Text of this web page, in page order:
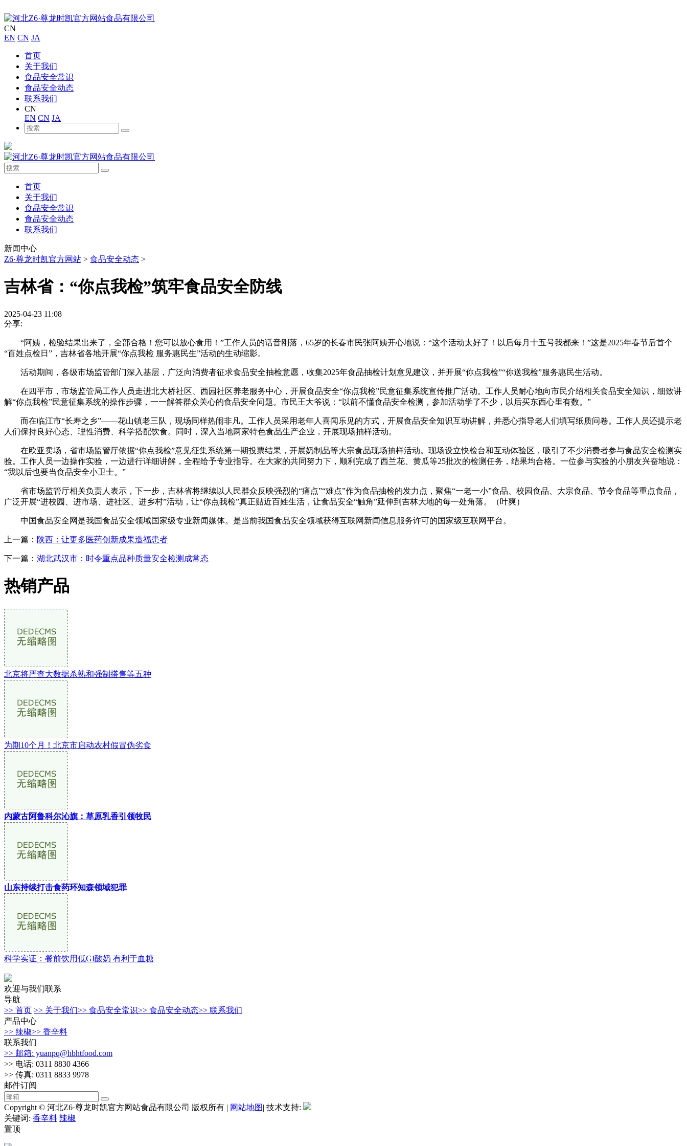
CN
EN CN JA
首页
关于我们
食品安全常识
食品安全动态
联系我们
CN
EN CN JA
首页
关于我们
食品安全常识
食品安全动态
联系我们
新闻中心
Z6·尊龙时凯官方网站 > 食品安全动态 >
吉林省：“你点我检”筑牢食品安全防线
2025-04-23 11:08
分享:
“阿姨，检验结果出来了，全部合格！您可以放心食用！”工作人员的话音刚落，65岁的长春市民张阿姨开心地说：“这个活动太好了！以后每月十五号我都来！”这是2025年春节后首个
“百姓点检日”，吉林省各地开展“你点我检 服务惠民生”活动的生动缩影。
活动期间，各级市场监管部门深入基层，广泛向消费者征求食品安全抽检意愿，收集2025年食品抽检计划意见建议，并开展“你点我检”“你送我检”服务惠民生活动。
在四平市，市场监管局工作人员走进北大桥社区、西园社区养老服务中心，开展食品安全“你点我检”民意征集系统宣传推广活动。工作人员耐心地向市民介绍相关食品安全知识，细致讲
解“你点我检”民意征集系统的操作步骤，一一解答群众关心的食品安全问题。市民王大爷说：“以前不懂食品安全检测，参加活动学了不少，以后买东西心里有数。”
而在临江市“长寿之乡”——花山镇老三队，现场同样热闹非凡。工作人员采用老年人喜闻乐见的方式，开展食品安全知识互动讲解，并悉心指导老人们填写纸质问卷。工作人员还提示老
人们保持良好心态、理性消费、科学搭配饮食。同时，深入当地两家特色食品生产企业，开展现场抽样活动。
在欧亚卖场，省市场监管厅依据“你点我检”意见征集系统第一期投票结果，开展奶制品等大宗食品现场抽样活动。现场设立快检台和互动体验区，吸引了不少消费者参与食品安全检测实
验。工作人员一边操作实验，一边进行详细讲解，全程给予专业指导。在大家的共同努力下，顺利完成了西兰花、黄瓜等25批次的检测任务，结果均合格。一位参与实验的小朋友兴奋地说：
“我以后也要当食品安全小卫士。”
省市场监管厅相关负责人表示，下一步，吉林省将继续以人民群众反映强烈的“痛点”“难点”作为食品抽检的发力点，聚焦“一老一小”食品、校园食品、大宗食品、节令食品等重点食品，
广泛开展“进校园、进市场、进社区、进乡村”活动，让“你点我检”真正贴近百姓生活，让食品安全“触角”延伸到吉林大地的每一处角落。（叶爽）
中国食品安全网是我国食品安全领域国家级专业新闻媒体。是当前我国食品安全领域获得互联网新闻信息服务许可的国家级互联网平台。
上一篇： 陕西：让更多医药创新成果造福患者
下一篇： 湖北武汉市：时令重点品种质量安全检测成常态
热销产品
北京将严查大数据杀熟和强制搭售等五种
为期10个月！北京市启动农村假冒伪劣食
内蒙古阿鲁科尔沁旗：草原乳香引领牧民
山东持续打击食药环知森领域犯罪
科学实证：餐前饮用低GI酸奶 有利于血糖
欢迎与我们联系
导航
>> 首页 >> 关于我们>> 食品安全常识>> 食品安全动态>> 联系我们
产品中心
>> 辣椒>> 香辛料
联系我们
>> 邮箱: yuanpq@hbhtfood.com
>> 电话: 0311 8830 4366
>> 传真: 0311 8833 9978
邮件订阅
Copyright © 河北Z6·尊龙时凯官方网站食品有限公司 版权所有 | 网站地图| 技术支持:
关键词: 香辛料 辣椒
置顶